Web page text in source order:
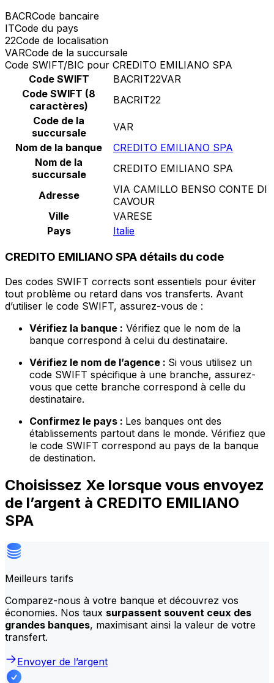
BACRCode bancaire
ITCode du pays
22Code de localisation
VARCode de la succursale
Code SWIFT/BIC pour CREDITO EMILIANO SPA
Code SWIFT
BACRIT22VAR
Code SWIFT (8
caractères)
BACRIT22
Code de la
succursale
VAR
Nom de la banque
CREDITO EMILIANO SPA
Nom de la
succursale
CREDITO EMILIANO SPA
Adresse
VIA CAMILLO BENSO CONTE DI
CAVOUR
Ville
VARESE
Pays
Italie
CREDITO EMILIANO SPA détails du code
Des codes SWIFT corrects sont essentiels pour éviter
tout problème ou retard dans vos transferts. Avant
d’utiliser le code SWIFT, assurez-vous de :
Vérifiez la banque : Vérifiez que le nom de la
banque correspond à celui du destinataire.
Vérifiez le nom de l’agence : Si vous utilisez un
code SWIFT spécifique à une branche, assurez-
vous que cette branche correspond à celle du
destinataire.
Confirmez le pays : Les banques ont des
établissements partout dans le monde. Vérifiez que
le code SWIFT correspond au pays de la banque
de destination.
Choisissez Xe lorsque vous envoyez
de l’argent à CREDITO EMILIANO
SPA
Meilleurs tarifs
Comparez-nous à votre banque et découvrez vos
économies. Nos taux surpassent souvent ceux des
grandes banques, maximisant ainsi la valeur de votre
transfert.
Envoyer de l’argent